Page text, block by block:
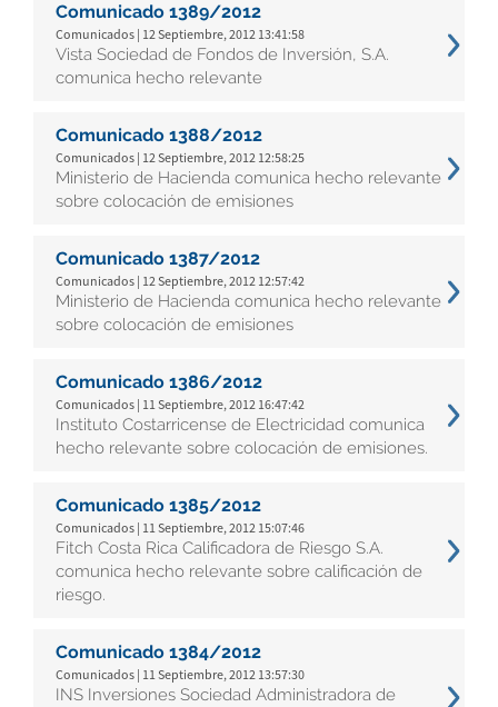
Comunicado 1389/2012
Comunicados | 12 Septiembre, 2012 13:41:58
Vista Sociedad de Fondos de Inversión, S.A.
comunica hecho relevante
Comunicado 1388/2012
Comunicados | 12 Septiembre, 2012 12:58:25
Ministerio de Hacienda comunica hecho relevante
sobre colocación de emisiones
Comunicado 1387/2012
Comunicados | 12 Septiembre, 2012 12:57:42
Ministerio de Hacienda comunica hecho relevante
sobre colocación de emisiones
Comunicado 1386/2012
Comunicados | 11 Septiembre, 2012 16:47:42
Instituto Costarricense de Electricidad comunica
hecho relevante sobre colocación de emisiones.
Comunicado 1385/2012
Comunicados | 11 Septiembre, 2012 15:07:46
Fitch Costa Rica Calificadora de Riesgo S.A.
comunica hecho relevante sobre calificación de
riesgo.
Comunicado 1384/2012
Comunicados | 11 Septiembre, 2012 13:57:30
INS Inversiones Sociedad Administradora de